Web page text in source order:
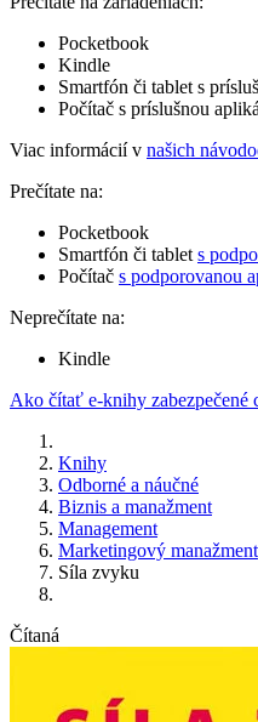
Pocketbook
Kindle
Smartfón či tablet s
Počítač s príslušnou
Viac informácií v našich
Prečítate na:
Pocketbook
Smartfón či tablet s
Počítač s podporovanou
Neprečítate na:
Kindle
Ako čítať e-knihy zabezpečené
Knihy
Odborné a náučné
Biznis a manažment
Management
Marketingový manažment
Síla zvyku
Čítaná